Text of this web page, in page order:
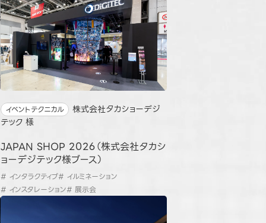
イベントテクニカル
株式会社タカショーデジ
テック 様
JAPAN SHOP 2026（株式会社タカシ
ョーデジテック様ブース）
# インタラクティブ# イルミネーション
# インスタレーション# 展示会